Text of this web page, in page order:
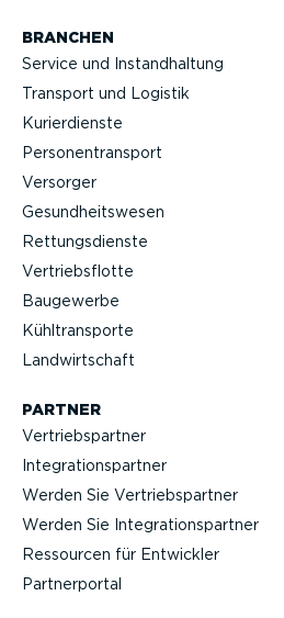
BRANCHEN
Service und Instand­haltung
Transport und Logistik
Kurier­dienste
Perso­nen­transport
Versorger
Gesund­heits­wesen
Rettungs­dienste
Vertriebs­flotte
Baugewerbe
Kühltrans­porte
Landwirt­schaft
PARTNER
Vertriebs­partner
Integra­ti­ons­partner
Werden Sie Vertriebs­partner
Werden Sie Integra­ti­ons­partner
Ressourcen für Entwickler
Partner­portal